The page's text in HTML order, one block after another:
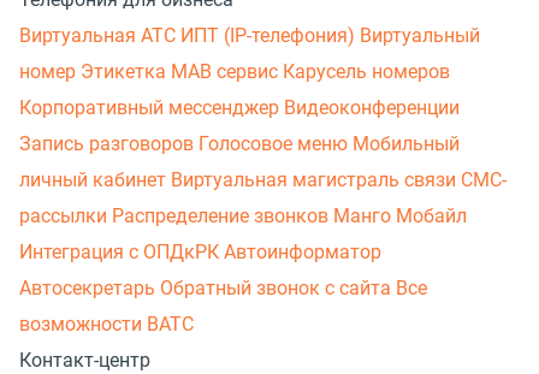
Виртуальная АТС ИПТ (IP-телефония) Виртуальный
номер Этикетка МАВ сервис Карусель номеров
Корпоративный мессенджер Видеоконференции
Запись разговоров Голосовое меню Мобильный
личный кабинет Виртуальная магистраль связи СМС-
рассылки Распределение звонков Манго Мобайл
Интеграция с ОПДкРК Автоинформатор
Автосекретарь Обратный звонок с сайта Все
возможности ВАТС
Контакт-центр